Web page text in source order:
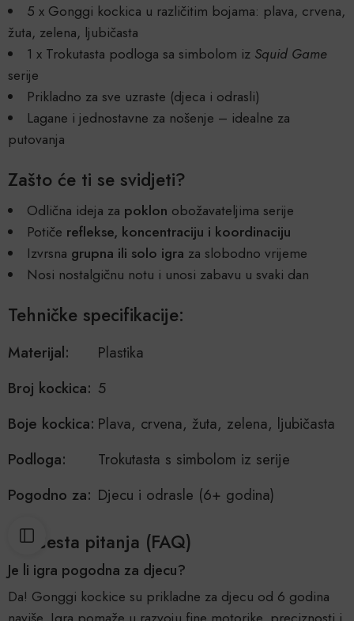
5 x Gonggi kockica u različitim bojama: plava, crvena,
žuta, zelena, ljubičasta
1 x Trokutasta podloga sa simbolom iz Squid Game
serije
Prikladno za sve uzraste (djeca i odrasli)
Lagane i jednostavne za nošenje – idealne za
putovanja
Zašto će ti se svidjeti?
Odlična ideja za poklon obožavateljima serije
Potiče reflekse, koncentraciju i koordinaciju
Izvrsna grupna ili solo igra za slobodno vrijeme
Nosi nostalgičnu notu i unosi zabavu u svaki dan
Tehničke specifikacije:
Materijal:
Plastika
Broj kockica: 5
Boje kockica: Plava, crvena, žuta, zelena, ljubičasta
Podloga:
Trokutasta s simbolom iz serije
Pogodno za: Djecu i odrasle (6+ godina)
Česta pitanja (FAQ)
Je li igra pogodna za djecu?
Da! Gonggi kockice su prikladne za djecu od 6 godina